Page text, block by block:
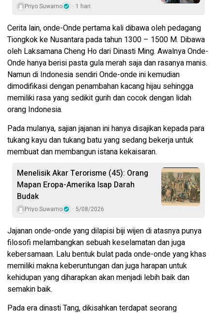
Priyo Suwarno 1 hari
Cerita lain, onde-Onde pertama kali dibawa oleh pedagang
Tiongkok ke Nusantara pada tahun 1300 – 1500 M. Dibawa
oleh Laksamana Cheng Ho dari Dinasti Ming. Awalnya Onde-
Onde hanya berisi pasta gula merah saja dan rasanya manis.
Namun di Indonesia sendiri Onde-onde ini kemudian
dimodifikasi dengan penambahan kacang hijau sehingga
memiliki rasa yang sedikit gurih dan cocok dengan lidah
orang Indonesia.
Pada mulanya, sajian jajanan ini hanya disajikan kepada para
tukang kayu dan tukang batu yang sedang bekerja untuk
membuat dan membangun istana kekaisaran.
Menelisik Akar Terorisme (45): Orang
Mapan Eropa-Amerika Isap Darah
Budak
Priyo Suwarno 5/08/2026
Jajanan onde-onde yang dilapisi biji wijen di atasnya punya
filosofi melambangkan sebuah keselamatan dan juga
kebersamaan. Lalu bentuk bulat pada onde-onde yang khas
memiliki makna keberuntungan dan juga harapan untuk
kehidupan yang diharapkan akan menjadi lebih baik dan
semakin baik.
Pada era dinasti Tang, dikisahkan terdapat seorang